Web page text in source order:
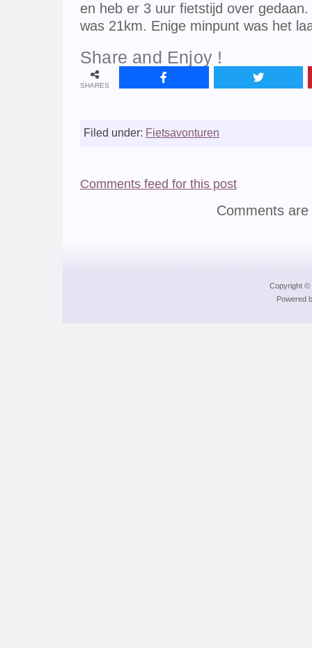
en heb er 3 uur fietstijd over
was 21km. Enige minpunt was het
Share and Enjoy !
SHARES
Filed under: Fietsavonturen
Comments feed for this post
Comments are
Copyright ©
Powered